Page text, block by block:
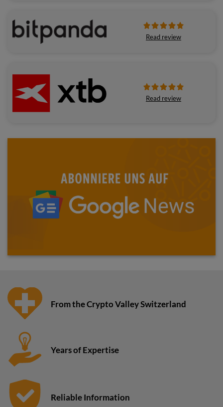
Read review
Read review
From the Crypto Valley Switzerland
Years of Expertise
Reliable Information